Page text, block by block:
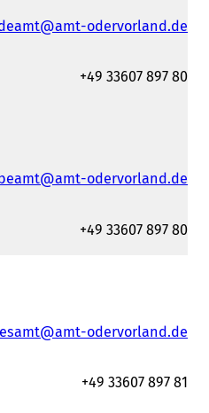
odervorland.de
+49 33607 897 80
odervorland.de
+49 33607 897 80
odervorland.de
+49 33607 897 81